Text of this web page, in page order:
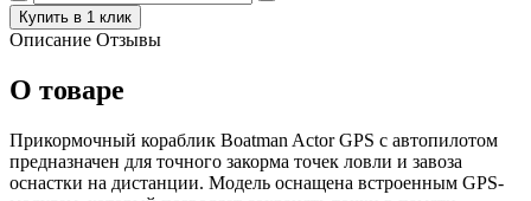
Купить в 1 клик
Описание Отзывы
О товаре
Прикормочный кораблик Boatman Actor GPS с автопилотом
предназначен для точного закорма точек ловли и завоза
оснастки на дистанции. Модель оснащена встроенным GPS-